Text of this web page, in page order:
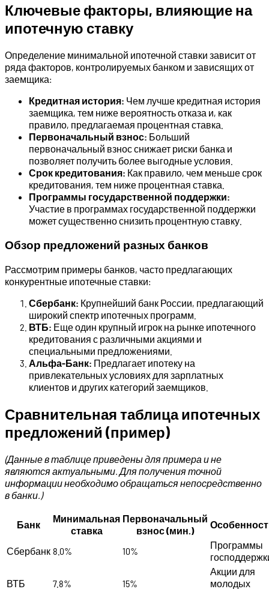
Ключевые факторы, влияющие на
ипотечную ставку
Определение минимальной ипотечной ставки зависит от
ряда факторов, контролируемых банком и зависящих от
заемщика:
Кредитная история: Чем лучше кредитная история
заемщика, тем ниже вероятность отказа и, как
правило, предлагаемая процентная ставка.
Первоначальный взнос: Больший
первоначальный взнос снижает риски банка и
позволяет получить более выгодные условия.
Срок кредитования: Как правило, чем меньше срок
кредитования, тем ниже процентная ставка.
Программы государственной поддержки:
Участие в программах государственной поддержки
может существенно снизить процентную ставку.
Обзор предложений разных банков
Рассмотрим примеры банков, часто предлагающих
конкурентные ипотечные ставки:
Сбербанк: Крупнейший банк России, предлагающий
широкий спектр ипотечных программ.
ВТБ: Еще один крупный игрок на рынке ипотечного
кредитования с различными акциями и
специальными предложениями.
Альфа-Банк: Предлагает ипотеку на
привлекательных условиях для зарплатных
клиентов и других категорий заемщиков.
Сравнительная таблица ипотечных
предложений (пример)
(Данные в таблице приведены для примера и не
являются актуальными. Для получения точной
информации необходимо обращаться непосредственно
в банки.)
Банк
Минимальная
ставка
Первоначальный
взнос (мин.)
Сбербанк 8.0% 10%
Программы
ВТБ 7.8% 15%
Акции для
молодых